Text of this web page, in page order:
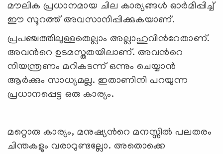
മൗലിക പ്രധാനമായ ചില കാര്യങ്ങള്‍ ഓര്‍മിപ്പിച്ച്
ഈ സൂറത്ത് അവസാനിപ്പിക്കുകയാണ്.
പ്രപഞ്ചത്തിലുള്ളതെല്ലാം അല്ലാഹുവിന്‍റേതാണ്.
അവന്‍റെ ഉടമസ്തതയിലാണ്. അവന്‍റെ
നിയന്ത്രണം മറികടന്ന് ഒന്നും ചെയ്യാന്‍
ആര്‍ക്കും സാധ്യമല്ല. ഇതാണിനി പറയുന്ന
പ്രധാനപ്പെട്ട ഒരു കാര്യം.
മറ്റൊരു കാര്യം, മനുഷ്യന്‍റെ മനസ്സില്‍ പലതരം
ചിന്തകളും വരാറുണ്ടല്ലോ. അതൊക്കെ